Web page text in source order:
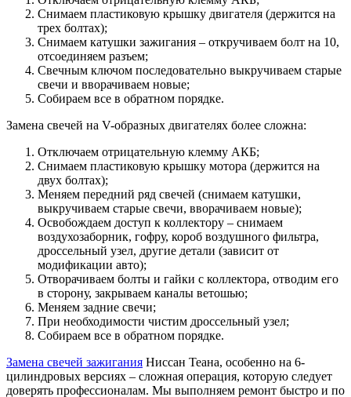
Снимаем пластиковую крышку двигателя (держится на
трех болтах);
Снимаем катушки зажигания – откручиваем болт на 10,
отсоединяем разъем;
Свечным ключом последовательно выкручиваем старые
свечи и вворачиваем новые;
Собираем все в обратном порядке.
Замена свечей на V-образных двигателях более сложна:
Отключаем отрицательную клемму АКБ;
Снимаем пластиковую крышку мотора (держится на
двух болтах);
Меняем передний ряд свечей (снимаем катушки,
выкручиваем старые свечи, вворачиваем новые);
Освобождаем доступ к коллектору – снимаем
воздухозаборник, гофру, короб воздушного фильтра,
дроссельный узел, другие детали (зависит от
модификации авто);
Отворачиваем болты и гайки с коллектора, отводим его
в сторону, закрываем каналы ветошью;
Меняем задние свечи;
При необходимости чистим дроссельный узел;
Собираем все в обратном порядке.
Замена свечей зажигания Ниссан Теана, особенно на 6-
цилиндровых версиях – сложная операция, которую следует
доверять профессионалам. Мы выполняем ремонт быстро и по